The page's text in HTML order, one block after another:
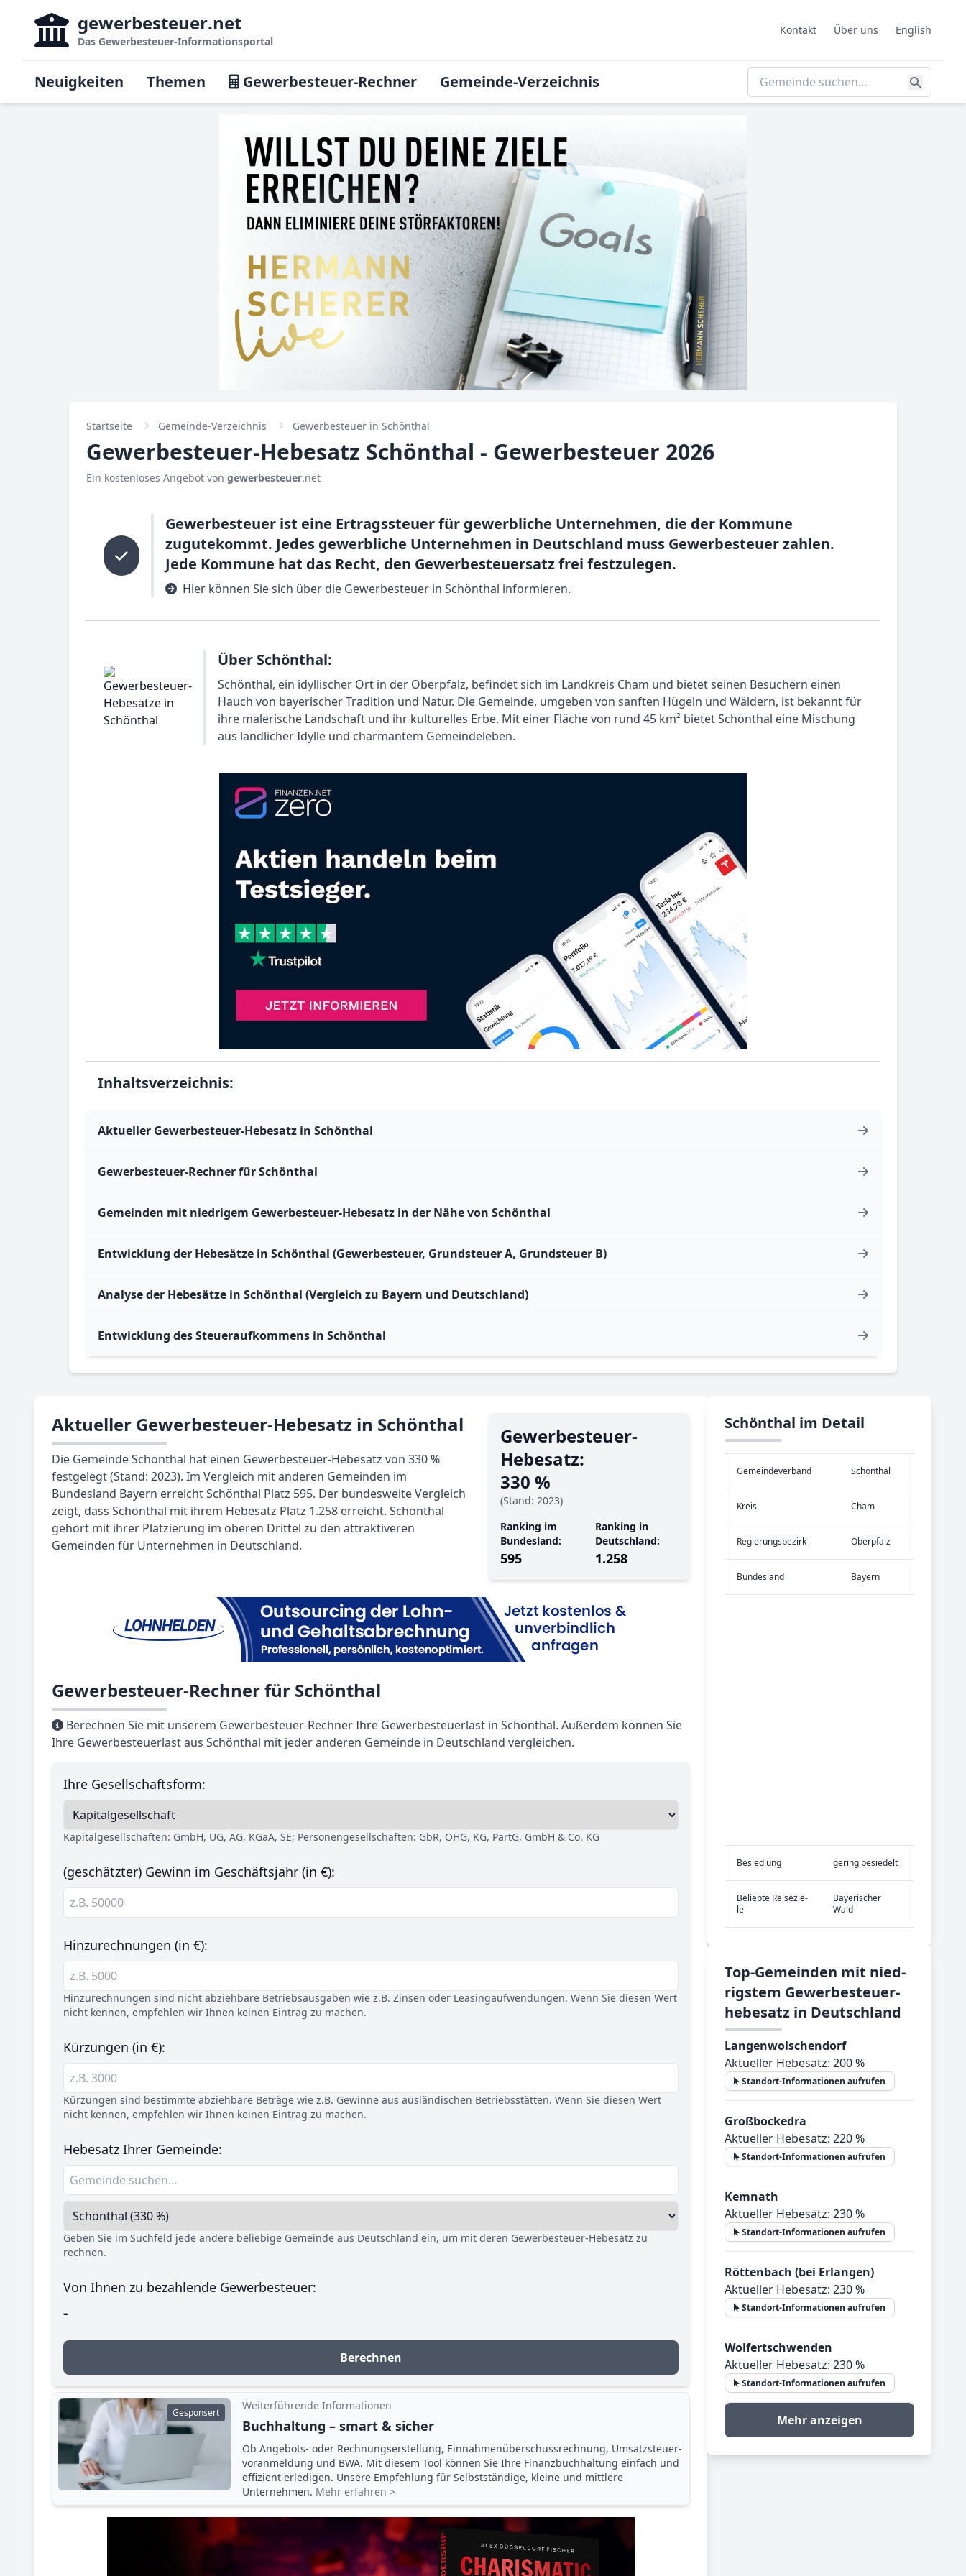
gewerbesteuer.net
Das Gewerbesteuer-Informationsportal
Kontakt Über uns English
Neuigkeiten Themen Gewerbesteuer-Rechner Gemeinde-Verzeichnis
Startseite Gemeinde-Verzeichnis Gewerbesteuer in Schönthal
Gewerbesteuer-Hebesatz Schönthal - Gewerbesteuer 2026
Ein kostenloses Angebot von gewerbesteuer.net
Gewerbesteuer ist eine Ertragssteuer für gewerbliche Unternehmen, die der Kommune
zugutekommt. Jedes gewerbliche Unternehmen in Deutschland muss Gewerbesteuer zahlen.
Jede Kommune hat das Recht, den Gewerbesteuersatz frei festzulegen.
Hier können Sie sich über die Gewerbesteuer in Schönthal informieren.
Über Schönthal:
Schönthal, ein idyllischer Ort in der Oberpfalz, befindet sich im Landkreis Cham und bietet seinen Besuchern einen
Hauch von bayerischer Tradition und Natur. Die Gemeinde, umgeben von sanften Hügeln und Wäldern, ist bekannt für
ihre malerische Landschaft und ihr kulturelles Erbe. Mit einer Fläche von rund 45 km² bietet Schönthal eine Mischung
aus ländlicher Idylle und charmantem Gemeindeleben.
Inhaltsverzeichnis:
Aktueller Gewerbesteuer-Hebesatz in Schönthal
Gewerbesteuer-Rechner für Schönthal
Gemeinden mit niedrigem Gewerbesteuer-Hebesatz in der Nähe von Schönthal
Entwicklung der Hebesätze in Schönthal (Gewerbesteuer, Grundsteuer A, Grundsteuer B)
Analyse der Hebesätze in Schönthal (Vergleich zu Bayern und Deutschland)
Entwicklung des Steueraufkommens in Schönthal
Aktueller Gewerbesteuer-Hebesatz in Schönthal
Die Gemeinde Schönthal hat einen Gewerbesteuer-Hebesatz von 330 %
festgelegt (Stand: 2023). Im Vergleich mit anderen Gemeinden im
Bundesland Bayern erreicht Schönthal Platz 595. Der bundesweite Vergleich
zeigt, dass Schönthal mit ihrem Hebesatz Platz 1.258 erreicht. Schönthal
gehört mit ihrer Platzierung im oberen Drittel zu den attraktiveren
Gemeinden für Unternehmen in Deutschland.
Gewerbe­steuer-
Hebe­satz:
330 %
(Stand: 2023)
Ranking im
Bundesland:
595
Ranking in
Deutschland:
1.258
Gewerbesteuer-Rechner für Schönthal
Berechnen Sie mit unserem Gewerbesteuer-Rechner Ihre Gewerbesteuerlast in Schönthal. Außerdem können Sie
Ihre Gewerbesteuerlast aus Schönthal mit jeder anderen Gemeinde in Deutschland vergleichen.
Ihre Gesellschaftsform:
Kapitalgesellschaften: GmbH, UG, AG, KGaA, SE; Personengesellschaften: GbR, OHG, KG, PartG, GmbH & Co. KG
(geschätzter) Gewinn im Geschäftsjahr (in €):
Hinzurechnungen (in €):
Hinzurechnungen sind nicht abziehbare Betriebsausgaben wie z.B. Zinsen oder Leasingaufwendungen. Wenn Sie diesen Wert
nicht kennen, empfehlen wir Ihnen keinen Eintrag zu machen.
Kürzungen (in €):
Kürzungen sind bestimmte abziehbare Beträge wie z.B. Gewinne aus ausländischen Betriebsstätten. Wenn Sie diesen Wert
nicht kennen, empfehlen wir Ihnen keinen Eintrag zu machen.
Hebesatz Ihrer Gemeinde:
Geben Sie im Suchfeld jede andere beliebige Gemeinde aus Deutschland ein, um mit deren Gewerbesteuer-Hebesatz zu
rechnen.
Von Ihnen zu bezahlende Gewerbesteuer:
-
Berechnen
Gesponsert
Weiterführende Informationen
Buchhaltung – smart & sicher
Ob Angebots- oder Rechnungserstellung, Einnahmenüberschuss­rechnung, Umsatzsteuer­
voranmeldung und BWA. Mit diesem Tool können Sie Ihre Finanz­buchhaltung einfach und
effizient erledigen. Unsere Empfehlung für Selbstständige, kleine und mittlere
Unternehmen. Mehr erfahren >
Schönthal im Detail
Gemeinde­verband Schönthal
Kreis Cham
Re­gier­ungs­bezirk Oberpfalz
Bundes­land Bayern
Be­sied­lung gering besiedelt
Be­lieb­te Rei­se­zie­
le
Bayerischer
Wald
Top-­Ge­mein­den mit nied­
rig­stem Ge­wer­be­steu­er­
he­be­satz in Deutsch­land
Langenwolschendorf
Aktueller Hebesatz: 200 %
Standort-Informationen aufrufen
Großbockedra
Aktueller Hebesatz: 220 %
Standort-Informationen aufrufen
Kemnath
Aktueller Hebesatz: 230 %
Standort-Informationen aufrufen
Röttenbach (bei Erlangen)
Aktueller Hebesatz: 230 %
Standort-Informationen aufrufen
Wolfertschwenden
Aktueller Hebesatz: 230 %
Standort-Informationen aufrufen
Mehr anzeigen